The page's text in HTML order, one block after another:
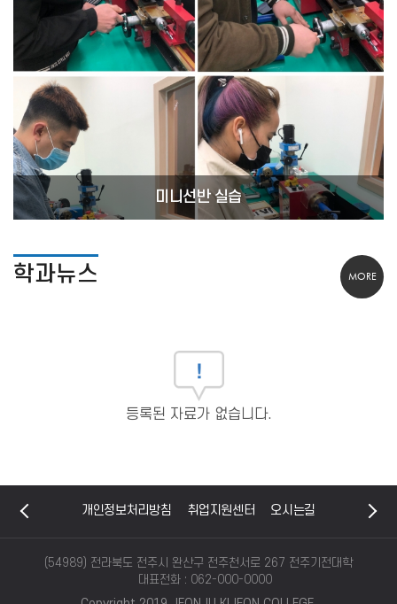
미니선반 실습
학과뉴스
등록된 자료가 없습니다.
MORE
개인정보처리방침 취업지원센터 오시는길
(54989) 전라북도 전주시 완산구 전주천서로 267 전주기전대학
대표전화 : 062-000-0000